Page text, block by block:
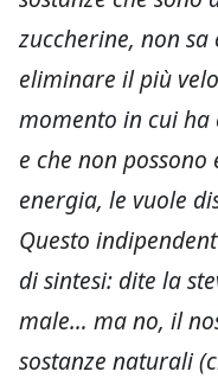
zuccherine, non sa
eliminare il più
momento in cui ha
e che non
energia, le vuole
Questo
di sintesi: dite la
male… ma no, il
sostanze naturali